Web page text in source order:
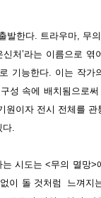
한다. 트라우마, 무
처’라는 이름으로
기능한다. 이는 작가
성 속에 배치됨으로
이자 전시 전체를
다.
시도는 <무의 멸망
이 돌 것처럼 느껴지